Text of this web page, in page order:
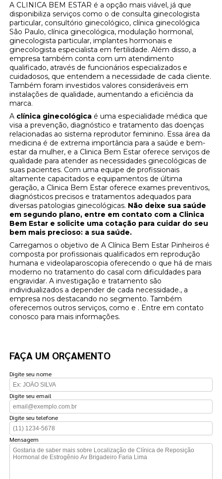
A CLINICA BEM ESTAR é a opção mais viável, já que
disponibiliza serviços como o de consulta ginecologista
particular, consultório ginecológico, clínica ginecológica
São Paulo, clínica ginecológica, modulação hormonal,
ginecologista particular, implantes hormonais e
ginecologista especialista em fertilidade. Além disso, a
empresa também conta com um atendimento
qualificado, através de funcionários especializados e
cuidadosos, que entendem a necessidade de cada cliente.
Também foram investidos valores consideráveis em
instalações de qualidade, aumentando a eficiência da
marca.
A clínica ginecológica é uma especialidade médica que
visa a prevenção, diagnóstico e tratamento das doenças
relacionadas ao sistema reprodutor feminino. Essa área da
medicina é de extrema importância para a saúde e bem-
estar da mulher, e a Clinica Bem Estar oferece serviços de
qualidade para atender as necessidades ginecológicas de
suas pacientes. Com uma equipe de profissionais
altamente capacitados e equipamentos de última
geração, a Clinica Bem Estar oferece exames preventivos,
diagnósticos precisos e tratamentos adequados para
diversas patologias ginecológicas. Não deixe sua saúde
em segundo plano, entre em contato com a Clinica
Bem Estar e solicite uma cotação para cuidar do seu
bem mais precioso: a sua saúde.
Carregamos o objetivo de A Clínica Bem Estar Pinheiros é
composta por profissionais qualificados em reprodução
humana e videolaparoscopia oferecendo o que há de mais
moderno no tratamento do casal com dificuldades para
engravidar. A investigação e tratamento são
individualizados a depender de cada necessidade., a
empresa nos destacando no segmento. Também
oferecemos outros serviços, como e . Entre em contato
conosco para mais informações.
FAÇA UM ORÇAMENTO
Digite seu nome
Digite seu email
Digite seu telefone
Mensagem